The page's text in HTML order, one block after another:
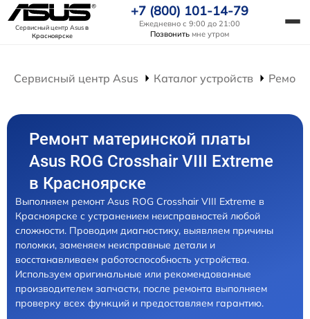
Сервисный центр Asusв
Красноярске
+7 (800) 101-14-79
Ежедневно с 9:00 до 21:00
Позвонить мне утром
Сервисный центр Asus Каталог устройств
Ремонт материнской платы
Asus ROG Crosshair VIII Extreme
в Красноярске
Выполняем ремонт Asus ROG Crosshair VIII Extreme в
Красноярске с устранением неисправностей любой
сложности. Проводим диагностику, выявляем причины
поломки, заменяем неисправные детали и
восстанавливаем работоспособность устройства.
Используем оригинальные или рекомендованные
производителем запчасти, после ремонта выполняем
проверку всех функций и предоставляем гарантию.